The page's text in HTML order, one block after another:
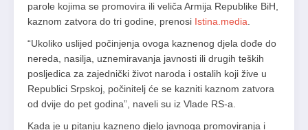
parole kojima se promovira ili veliča Armija Republike BiH,
kaznom zatvora do tri godine, prenosi Istina.media
“Ukoliko uslijed počinjenja ovoga kaznenog djela dođe do
nereda, nasilja, uznemiravanja javnosti ili drugih teških
posljedica za zajednički život naroda i ostalih koji žive u
Republici Srpskoj, počinitelj će se kazniti kaznom zatvora
od dvije do pet godina”, naveli su iz Vlade RS-a.
Kada je u pitanju kazneno djelo javnoga promoviranja i